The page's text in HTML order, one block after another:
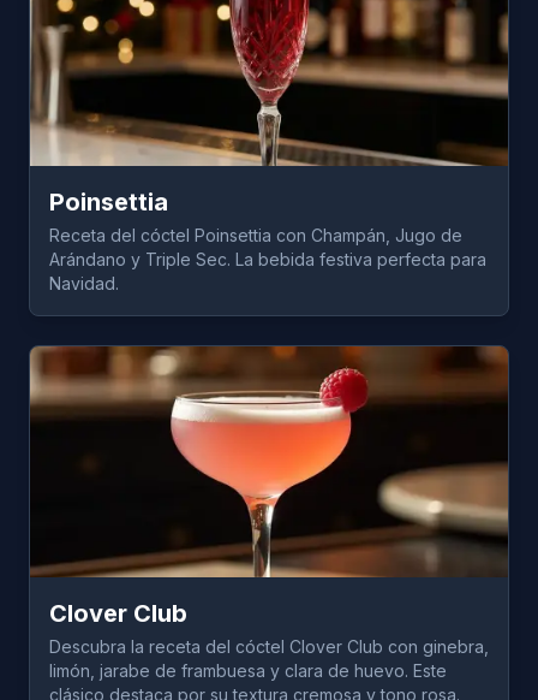
Poinsettia
Receta del cóctel Poinsettia con Champán, Jugo de
Arándano y Triple Sec. La bebida festiva perfecta para
Navidad.
Clover Club
Descubra la receta del cóctel Clover Club con ginebra,
limón, jarabe de frambuesa y clara de huevo. Este
clásico destaca por su textura cremosa y tono rosa.